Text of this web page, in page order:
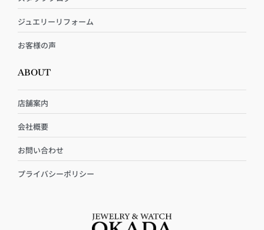
ジュエリーリフォーム
お客様の声
ABOUT
店舗案内
会社概要
お問い合わせ
プライバシーポリシー